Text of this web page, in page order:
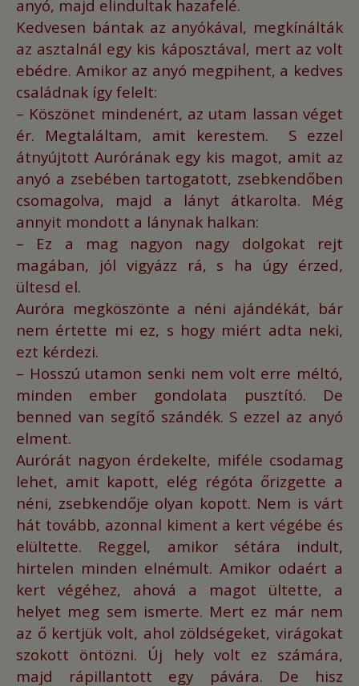
anyó, majd elindultak hazafelé.
Kedvesen bántak az anyókával, megkínálták
az asztalnál egy kis káposztával, mert az volt
ebédre. Amikor az anyó megpihent, a kedves
családnak így felelt:
– Köszönet mindenért, az utam lassan véget
ér. Megtaláltam, amit kerestem. S ezzel
átnyújtott Aurórának egy kis magot, amit az
anyó a zsebében tartogatott, zsebkendőben
csomagolva, majd a lányt átkarolta. Még
annyit mondott a lánynak halkan:
– Ez a mag nagyon nagy dolgokat rejt
magában, jól vigyázz rá, s ha úgy érzed,
ültesd el.
Auróra megköszönte a néni ajándékát, bár
nem értette mi ez, s hogy miért adta neki,
ezt kérdezi.
– Hosszú utamon senki nem volt erre méltó,
minden ember gondolata pusztító. De
benned van segítő szándék. S ezzel az anyó
elment.
Aurórát nagyon érdekelte, miféle csodamag
lehet, amit kapott, elég régóta őrizgette a
néni, zsebkendője olyan kopott. Nem is várt
hát tovább, azonnal kiment a kert végébe és
elültette. Reggel, amikor sétára indult,
hirtelen minden elnémult. Amikor odaért a
kert végéhez, ahová a magot ültette, a
helyet meg sem ismerte. Mert ez már nem
az ő kertjük volt, ahol zöldségeket, virágokat
szokott öntözni. Új hely volt ez számára,
majd rápillantott egy pávára. De hisz